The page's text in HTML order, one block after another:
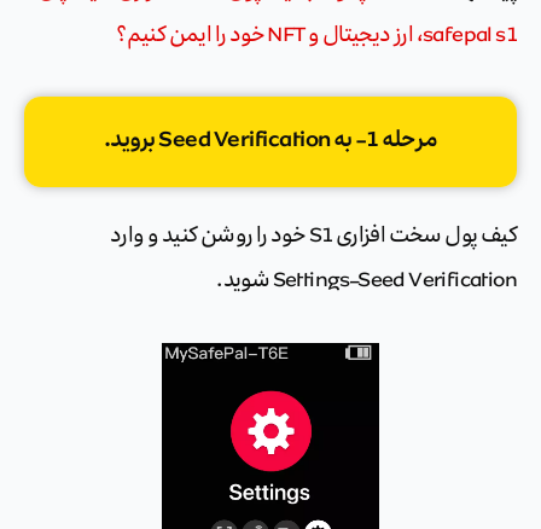
safepal s1، ارز دیجیتال و NFT خود را ایمن کنیم؟
مرحله 1- به Seed Verification بروید.
کیف پول سخت افزاری S1 خود را روشن کنید و وارد
Settings–Seed Verification شوید.